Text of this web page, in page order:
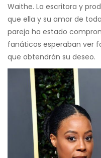
Waithe. La escritora y
que ella y su amor de
pareja ha estado
fanáticos esperaban ver
que obtendrán su deseo.